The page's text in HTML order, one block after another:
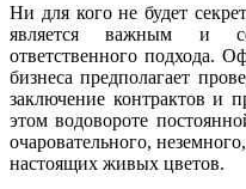
Ни для кого не будет
является важным и
ответственного подхода.
бизнеса предполагает
заключение контрактов и
этом водовороте
очаровательного,
настоящих живых цветов.